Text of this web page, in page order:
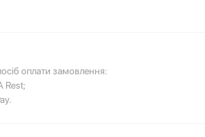
оплати замовлення:
Rest;